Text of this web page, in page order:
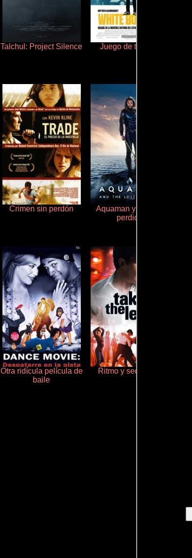
Talchul: Project Silence Juego de traición
Crimen sin perdón
Aquaman y el reino
perdido
Otra ridícula película de
baile
Ritmo y seducción